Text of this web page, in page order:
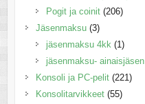
Pogit ja coinit (206)
Jäsenmaksu (3)
jäsenmaksu 4kk (1)
jäsenmaksu- ainaisjäsen
Konsoli ja PC-pelit (221)
Konsolitarvikkeet (55)